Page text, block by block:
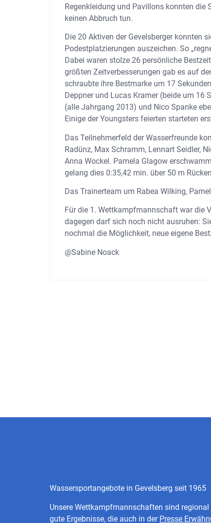
Regenkleidung und Pavillons konnten die
keinen Abbruch tun.
Die 20 Aktiven der Gevelsberger konnten
Podestplatzierungen auszeichen. So
Dabei waren stolze 26 persönliche
größten Zeitverbesserungen gab es auf
schraubte ihre Bestmarke um 17
Deppner und Lucas Kramer (beide um 16
(alle Jahrgang 2013) und Nico Spanke
Einige der Youngsters feierten starteten
Das Teilnehmerfeld der Wasserfreunde
Radünz, Max Schramm, Lennart Seidler,
Anna Wockel. Pamela Glagow
gelang dies 0:35,42 min. über 50 m
Das Trainerteam um Rabea Wilking,
Für die 1. Wettkampfmannschaft war die
dagegen darf sich noch nicht ausruhen:
nochmal die Möglichkeit, neue eigene
@Sabine Noack
Wassersportangebote in Gevelsberg seit 1965
Unsere Wettkampfmannschaften sind
gute Ergebnisse, die auch in der Presse